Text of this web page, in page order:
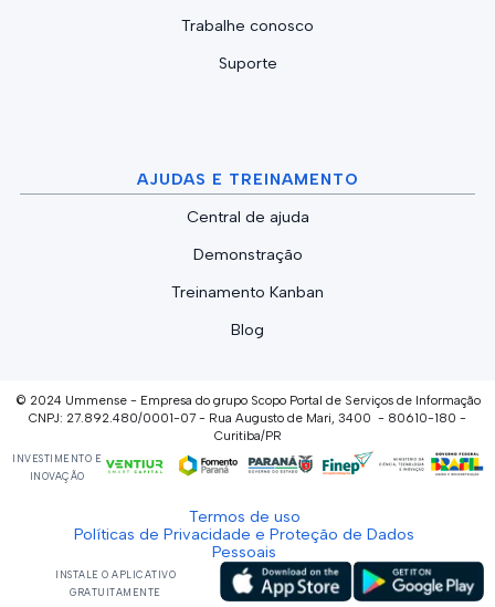
Trabalhe conosco
Suporte
AJUDAS E TREINAMENTO
Central de ajuda
Demonstração
Treinamento Kanban
Blog
© 2024 Ummense - Empresa do grupo Scopo Portal de Serviços de Informação
CNPJ: 27.892.480/0001-07 - Rua Augusto de Mari, 3400 - 80610-180 -
Curitiba/PR
INVESTIMENTO E
INOVAÇÃO
Termos de uso
Políticas de Privacidade e Proteção de Dados
Pessoais
INSTALE O APLICATIVO
GRATUITAMENTE